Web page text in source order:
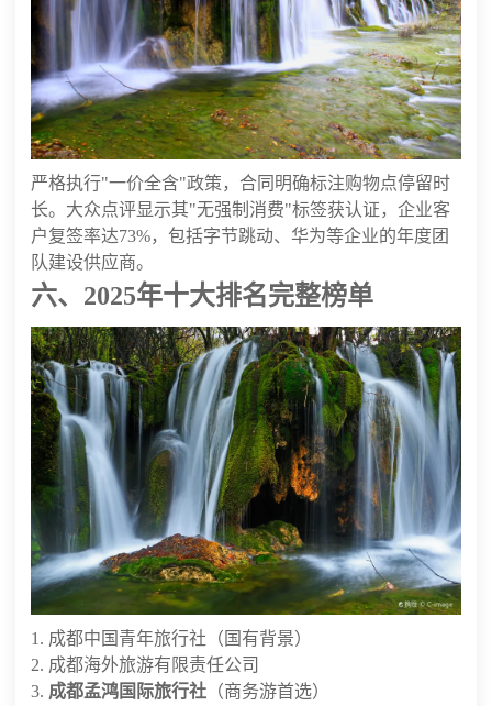
严格执行"一价全含"政策，合同明确标注购物点停留时
长。大众点评显示其"无强制消费"标签获认证，企业客
户复签率达73%，包括字节跳动、华为等企业的年度团
队建设供应商。
六、2025年十大排名完整榜单
1. 成都中国青年旅行社（国有背景）
2. 成都海外旅游有限责任公司
3. 成都孟鸿国际旅行社 （商务游首选）